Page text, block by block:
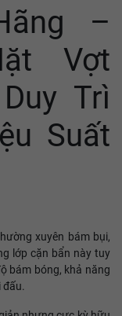
–
Vợt
Trì
Suất
xuyên bám bụi,
lớp cặn bẩn này tuy
bám bóng, khả năng
đấu.